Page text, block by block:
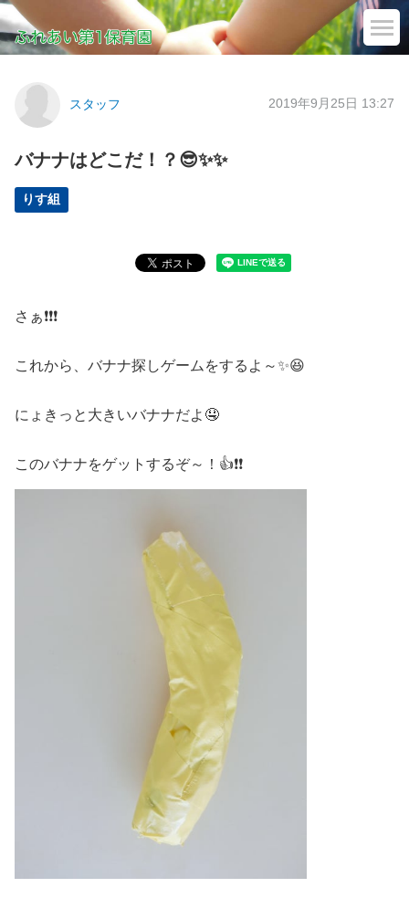
スタッフ 2019年9月25日 13:27
バナナはどこだ！？😎✨✨
りす組
さぁ❗❗❗
これから、バナナ探しゲームをするよ～✨😆
にょきっと大きいバナナだよ🤤
このバナナをゲットするぞ～！👍❗❗